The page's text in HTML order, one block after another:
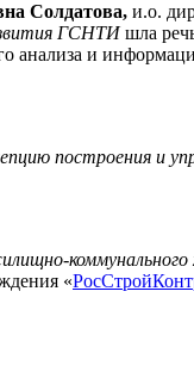
Солдатова, и.о.
ГСНТИшла
анализа и
построения и
«